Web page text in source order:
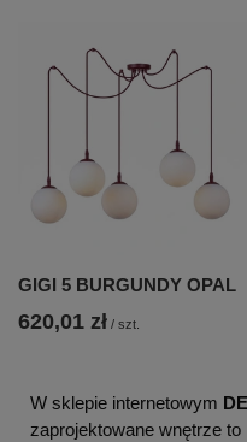
GIGI 5 BURGUNDY OPAL
620,01 zł / szt.
W sklepie internetowym
zaprojektowane wnętrze